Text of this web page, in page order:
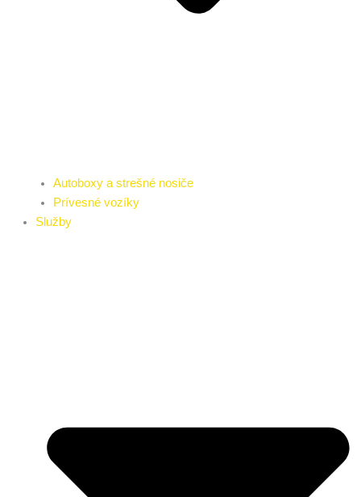
Autoboxy a strešné nosiče
Prívesné vozíky
Služby